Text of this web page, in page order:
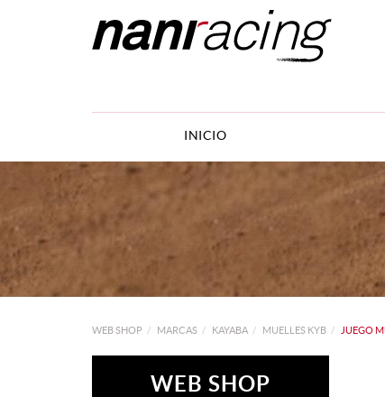
INICIO
WEB SHOP MARCAS KAYABA MUELLES KYB JUEGO
WEB SHOP